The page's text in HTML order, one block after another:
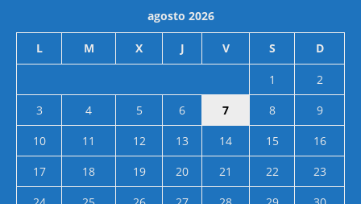
agosto 2026
L M X J V S D
1
2
3
4 5 6 7 8
9
10
11 12 13 14 15
16
17
18 19 20 21 22
23